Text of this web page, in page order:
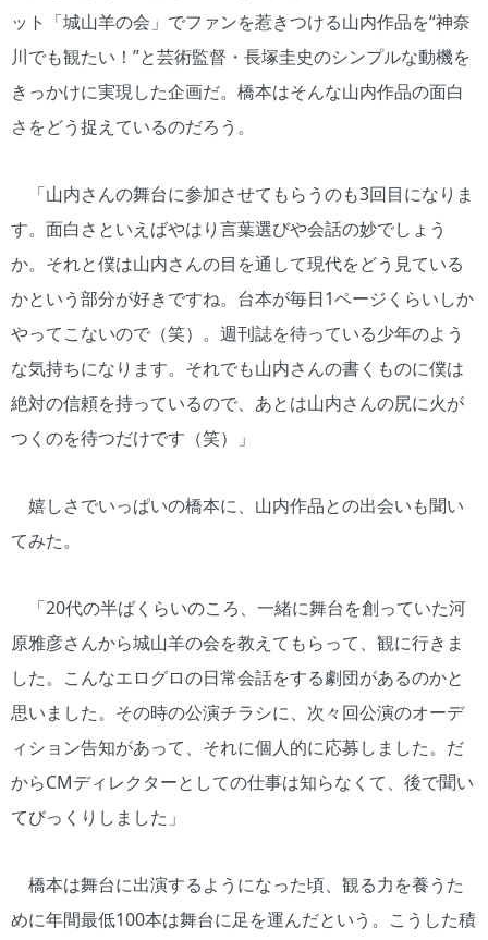
ット「城山羊の会」でファンを惹きつける山内作品を“神奈
川でも観たい！”と芸術監督・長塚圭史のシンプルな動機を
きっかけに実現した企画だ。橋本はそんな山内作品の面白
さをどう捉えているのだろう。
「山内さんの舞台に参加させてもらうのも3回目になりま
す。面白さといえばやはり言葉選びや会話の妙でしょう
か。それと僕は山内さんの目を通して現代をどう見ている
かという部分が好きですね。台本が毎日1ページくらいしか
やってこないので（笑）。週刊誌を待っている少年のよう
な気持ちになります。それでも山内さんの書くものに僕は
絶対の信頼を持っているので、あとは山内さんの尻に火が
つくのを待つだけです（笑）」
嬉しさでいっぱいの橋本に、山内作品との出会いも聞い
てみた。
「20代の半ばくらいのころ、一緒に舞台を創っていた河
原雅彦さんから城山羊の会を教えてもらって、観に行きま
した。こんなエログロの日常会話をする劇団があるのかと
思いました。その時の公演チラシに、次々回公演のオーデ
ィション告知があって、それに個人的に応募しました。だ
からCMディレクターとしての仕事は知らなくて、後で聞い
てびっくりしました」
橋本は舞台に出演するようになった頃、観る力を養うた
めに年間最低100本は舞台に足を運んだという。こうした積